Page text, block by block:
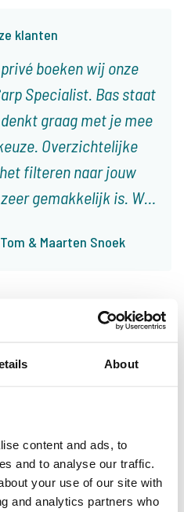
About
content and ads, to
and to analyse our traffic.
your use of our site with
and analytics partners who
klanten
boeken wij onze
Specialist. Bas staat
graag met je mee
Overzichtelijke
filteren naar jouw
gemakkelijk is. Wij
en zullen dat zonder
Tom & Maarten Snoek